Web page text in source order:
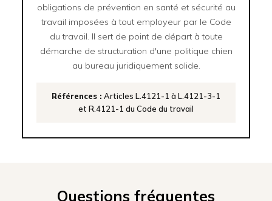
obligations de prévention en santé et sécurité au
travail imposées à tout employeur par le Code
du travail. Il sert de point de départ à toute
démarche de structuration d'une politique chien
au bureau juridiquement solide.
Références : Articles L.4121-1 à L.4121-3-1
et R.4121-1 du Code du travail
Questions fréquentes